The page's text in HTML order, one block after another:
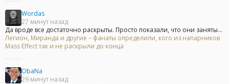
Wordas
27 минут назад
Да вроде все достаточно раскрыты. Просто показали, что они заняты...
Легион, Миранда и другие – фанаты определили, кого из напарников
Mass Effect так и не раскрыли до конца
ObaNa
29 минут назад